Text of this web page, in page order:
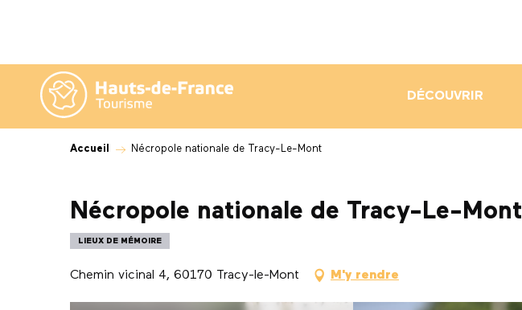
contenu
principal
DÉCOUVRIR
Accueil Nécropole nationale de Tracy-Le-Mont
Nécropole nationale de Tracy-Le-Mont
LIEUX DE MÉMOIRE
Chemin vicinal 4, 60170 Tracy-le-Mont M'y rendre